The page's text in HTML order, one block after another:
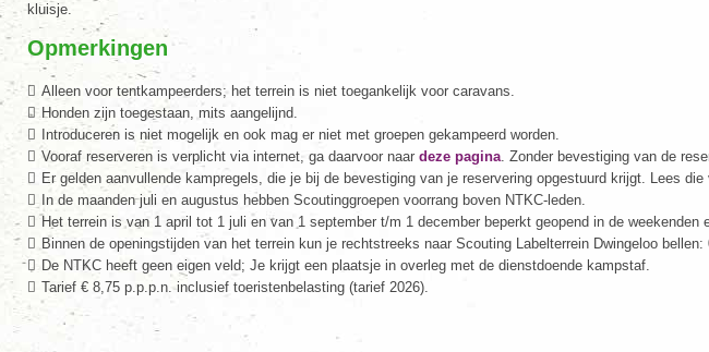
kluisje.
Opmerkingen
Alleen voor tentkampeerders; het terrein is niet toegankelijk voor caravans.
Honden zijn toegestaan, mits aangelijnd.
Introduceren is niet mogelijk en ook mag er niet met groepen gekampeerd worden.
Vooraf reserveren is verplicht via internet, ga daarvoor naar deze pagina. Zonder bevestiging van de
Er gelden aanvullende kampregels, die je bij de bevestiging van je reservering opgestuurd krijgt. Lees
In de maanden juli en augustus hebben Scoutinggroepen voorrang boven NTKC-leden.
Het terrein is van 1 april tot 1 juli en van 1 september t/m 1 december beperkt geopend in de
Binnen de openingstijden van het terrein kun je rechtstreeks naar Scouting Labelterrein Dwingeloo bellen:
De NTKC heeft geen eigen veld; Je krijgt een plaatsje in overleg met de dienstdoende kampstaf.
Tarief € 8,75 p.p.p.n. inclusief toeristenbelasting (tarief 2026).